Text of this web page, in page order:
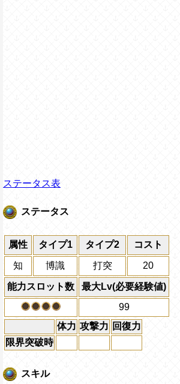
ステータス表
ステータス
属性 タイプ1 タイプ2 コスト
知 博識 打突 20
能力スロット数
最大Lv(必要経験値)
99
体力 攻撃力 回復力
限界突破時
スキル